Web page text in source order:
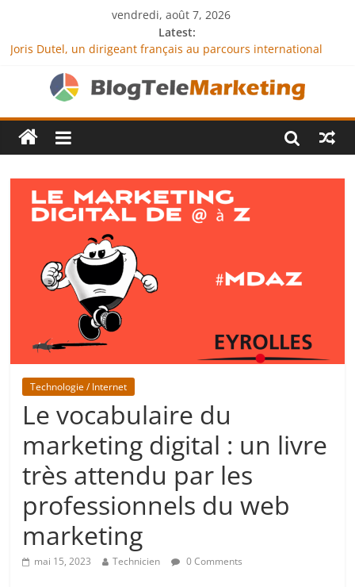
vendredi, août 7, 2026
Latest:
Joris Dutel, un dirigeant français au parcours international
Agria Assurance Animaux : comment l’entreprise se
démarque-t-elle de la concurrence ?
JCA Academy : l’excellence au service de l’indépendance
financière
Denis Bouclon : la diplomatie éducative comme moteur de
Next Terra International : des solutions logistiques au service
du commerce international
Technologie / Internet
Le vocabulaire du
marketing digital : un livre
très attendu par les
professionnels du web
marketing
mai 15, 2023 Technicien 0 Comments